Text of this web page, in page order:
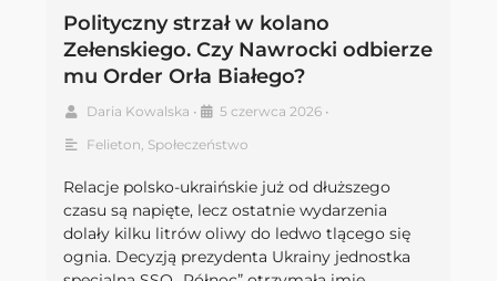
Polityczny strzał w kolano
Zełenskiego. Czy Nawrocki odbierze
mu Order Orła Białego?
Daria Kowalska • 5 czerwca 2026 •
Felieton Społeczeństwo
Relacje polsko-ukraińskie już od dłuższego
czasu są napięte, lecz ostatnie wydarzenia
dolały kilku litrów oliwy do ledwo tlącego się
ognia. Decyzją prezydenta Ukrainy jednostka